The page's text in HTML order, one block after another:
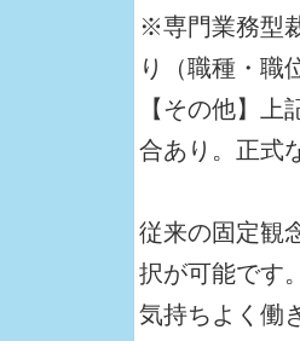
※専門業務型
り（職種・職
【その他】
合あり。正式
従来の固定観
択が可能です
気持ちよく働